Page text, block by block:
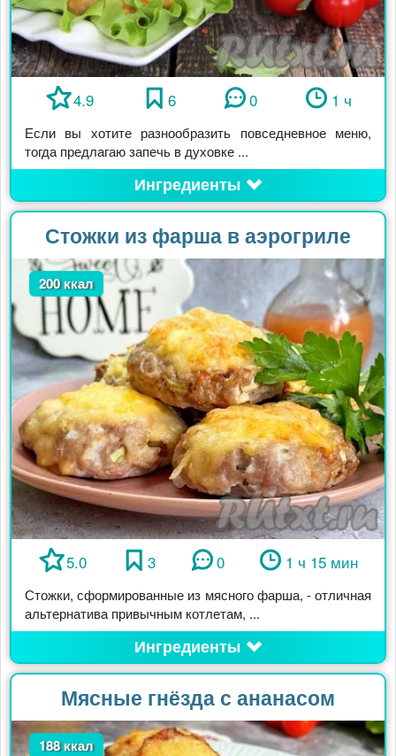
4.9 6 0 1 ч
Если вы хотите разнообразить повседневное меню,
тогда предлагаю запечь в духовке ...
Ингредиенты
Стожки из фарша в аэрогриле
200 ккал
5.0 3 0 1 ч 15 мин
Стожки, сформированные из мясного фарша, - отличная
альтернатива привычным котлетам, ...
Ингредиенты
Мясные гнёзда с ананасом
188 ккал